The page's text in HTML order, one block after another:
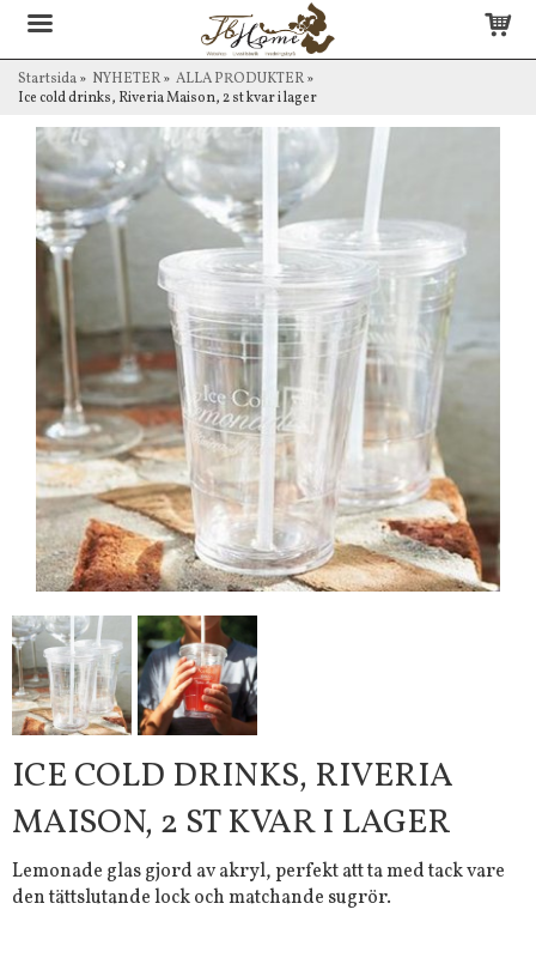
Startsida» NYHETER» ALLA PRODUKTER»
Ice cold drinks, Riveria Maison, 2 st kvar i lager
ICE COLD DRINKS, RIVERIA
MAISON, 2 ST KVAR I LAGER
Lemonade glas gjord av akryl, perfekt att ta med tack vare
den tättslutande lock och matchande sugrör.